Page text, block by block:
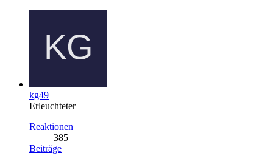
kg49
Erleuchteter
Reaktionen
385
Beiträge